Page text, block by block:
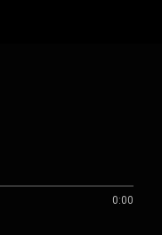
0:00